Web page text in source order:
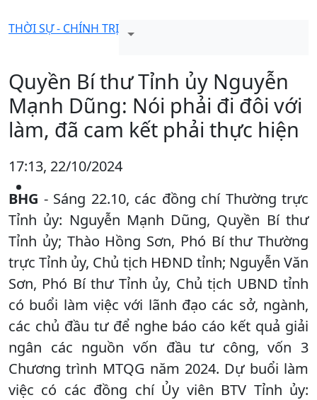
THỜI SỰ - CHÍNH TRỊ
Quyền Bí thư Tỉnh ủy Nguyễn
Mạnh Dũng: Nói phải đi đôi với
làm, đã cam kết phải thực hiện
17:13, 22/10/2024
BHG - Sáng 22.10, các đồng chí Thường trực
Tỉnh ủy: Nguyễn Mạnh Dũng, Quyền Bí thư
Tỉnh ủy; Thào Hồng Sơn, Phó Bí thư Thường
trực Tỉnh ủy, Chủ tịch HĐND tỉnh; Nguyễn Văn
Sơn, Phó Bí thư Tỉnh ủy, Chủ tịch UBND tỉnh
có buổi làm việc với lãnh đạo các sở, ngành,
các chủ đầu tư để nghe báo cáo kết quả giải
ngân các nguồn vốn đầu tư công, vốn 3
Chương trình MTQG năm 2024. Dự buổi làm
việc có các đồng chí Ủy viên BTV Tỉnh ủy: